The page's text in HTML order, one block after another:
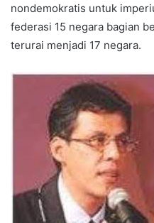
nondemokratis untuk
federasi 15 negara bagian
terurai menjadi 17 negara.